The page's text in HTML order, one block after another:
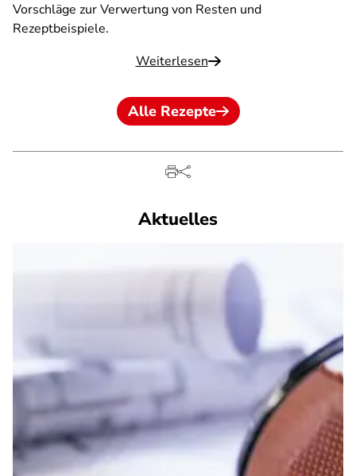
Vorschläge zur Verwertung von Resten und
Rezeptbeispiele.
Weiterlesen
Alle Rezepte
Aktuelles